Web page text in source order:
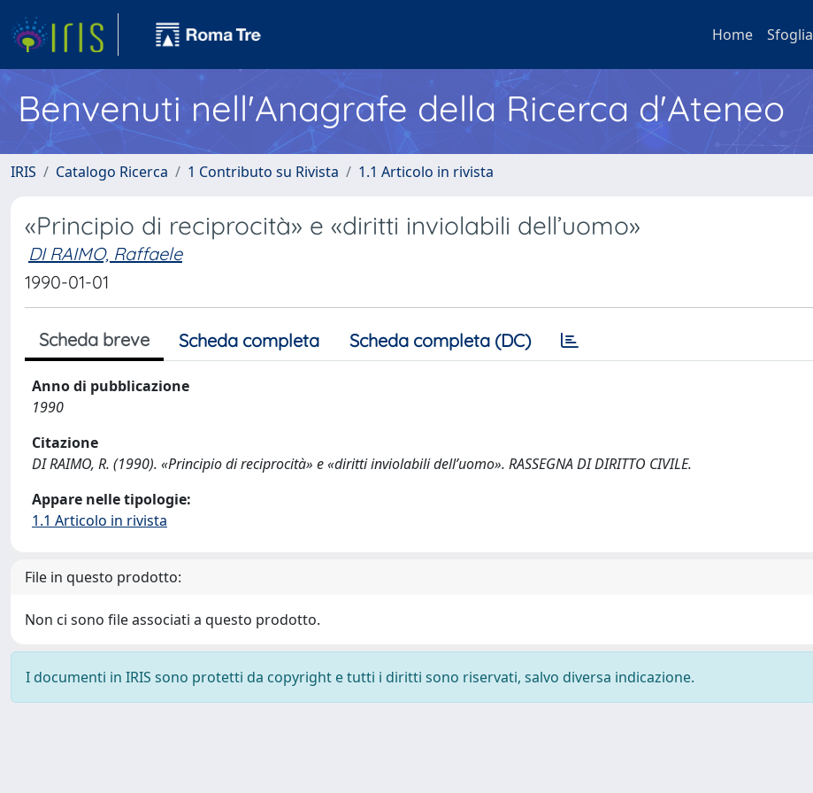
Home Sfoglia
Benvenuti nell'Anagrafe della Ricerca d'Ateneo
IRIS Catalogo Ricerca 1 Contributo su Rivista 1.1 Articolo in rivista
«Principio di reciprocità» e «diritti inviolabili dell’uomo»
DI RAIMO, Raffaele
1990-01-01
Scheda breve Scheda completa Scheda completa (DC)
Anno di pubblicazione
1990
Citazione
DI RAIMO, R. (1990). «Principio di reciprocità» e «diritti inviolabili dell’uomo». RASSEGNA DI DIRITTO CIVILE.
Appare nelle tipologie:
1.1 Articolo in rivista
File in questo prodotto:
Non ci sono file associati a questo prodotto.
I documenti in IRIS sono protetti da copyright e tutti i diritti sono riservati, salvo diversa indicazione.